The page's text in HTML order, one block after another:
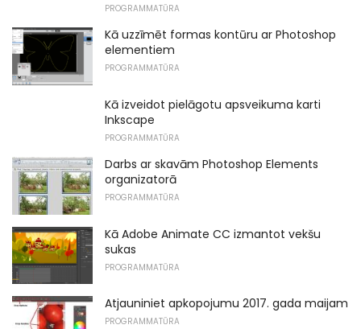
PROGRAMMATŪRA
Kā uzzīmēt formas kontūru ar Photoshop
elementiem
PROGRAMMATŪRA
Kā izveidot pielāgotu apsveikuma karti
Inkscape
PROGRAMMATŪRA
Darbs ar skavām Photoshop Elements
organizatorā
PROGRAMMATŪRA
Kā Adobe Animate CC izmantot vekšu
sukas
PROGRAMMATŪRA
Atjauniniet apkopojumu 2017. gada maijam
PROGRAMMATŪRA